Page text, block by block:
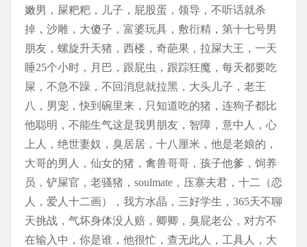
嫩男，屎粑粑，儿子，屁股蛋，领导，不听话就杀
掉，沙雕，大傻子，富婆玩具，敷衍精，第十七号男
朋友，螺旋升天猪，西楼，奇葩果，拉屎大王，一天
睡25个小时，月巴，跟屁虫，跟踪狂魔，每天都要吃
屎，不急不躁，不回消息就拉黑，大头儿子，老王
八，男宠，快到碗里来，只知道吃的猪，连狗子都比
他聪明，不能生气这是我男朋友，智障，意中人，心
上人，绝世妻奴，臭居居，十八厘米，他是老娘的，
大哥的男人，仙女的猪，禽兽哥哥，孩子他爹，饲养
员，铲屎官，老骚猪，soulmate，压寨夫君，十二（恋
人，爱人十二画），我方水晶，三好学生，365天不聊
天挑战，气坏身体没人赔，卿卿，臭屁老公，对方不
在输入中，你是谁，他很忙，查无此人，工具人，大